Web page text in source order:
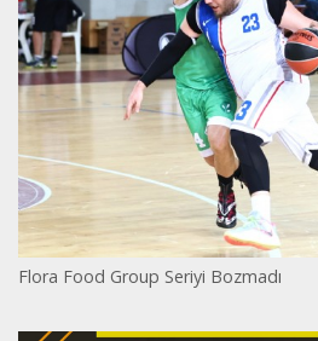
Flora Food Group Seriyi Bozmadı